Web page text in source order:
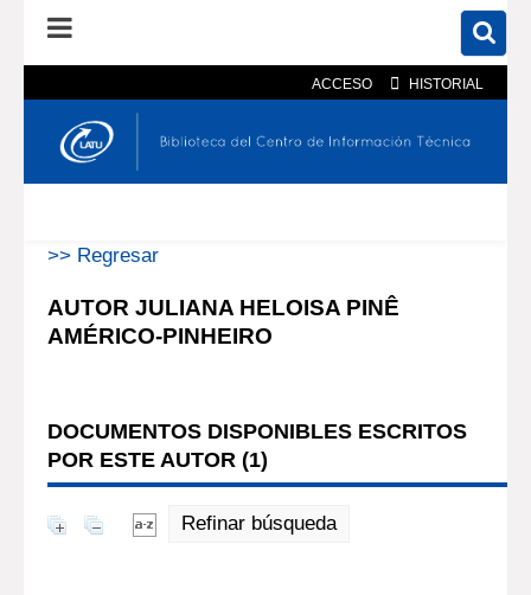
ACCESO HISTORIAL
En el catálogo En el sitio
>> Regresar
AUTOR JULIANA HELOISA PINÊ
AMÉRICO-PINHEIRO
DOCUMENTOS DISPONIBLES ESCRITOS
POR ESTE AUTOR (1)
Refinar búsqueda